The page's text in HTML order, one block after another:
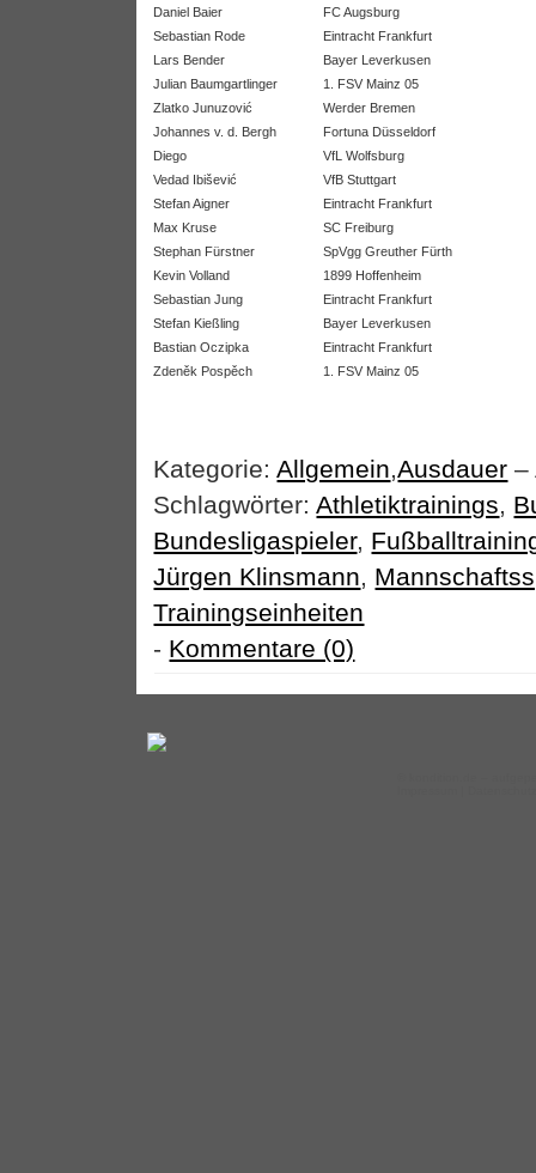
Daniel Baier
FC Augsburg
Sebastian Rode
Eintracht Frankfurt
Lars Bender
Bayer Leverkusen
Julian Baumgartlinger
1. FSV Mainz 05
Zlatko Junuzović
Werder Bremen
Johannes v. d. Bergh
Fortuna Düsseldorf
Diego
VfL Wolfsburg
Vedad Ibišević
VfB Stuttgart
Stefan Aigner
Eintracht Frankfurt
Max Kruse
SC Freiburg
Stephan Fürstner
SpVgg Greuther Fürth
Kevin Volland
1899 Hoffenheim
Sebastian Jung
Eintracht Frankfurt
Stefan Kießling
Bayer Leverkusen
Bastian Oczipka
Eintracht Frankfurt
Zdeněk Pospěch
1. FSV Mainz 05
Kategorie:Allgemein,Ausdauer –
Schlagwörter:Athletiktrainings,
Bundesligaspieler,
Jürgen Klinsmann,
Trainingseinheiten
- Kommentare (0)